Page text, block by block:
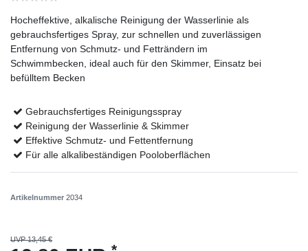
Hocheffektive, alkalische Reinigung der Wasserlinie als
gebrauchsfertiges Spray, zur schnellen und zuverlässigen
Entfernung von Schmutz- und Fetträndern im
Schwimmbecken, ideal auch für den Skimmer, Einsatz bei
befülltem Becken
Gebrauchsfertiges Reinigungsspray
Reinigung der Wasserlinie & Skimmer
Effektive Schmutz- und Fettentfernung
Für alle alkalibeständigen Pooloberflächen
Artikelnummer 2034
UVP 13,45 €